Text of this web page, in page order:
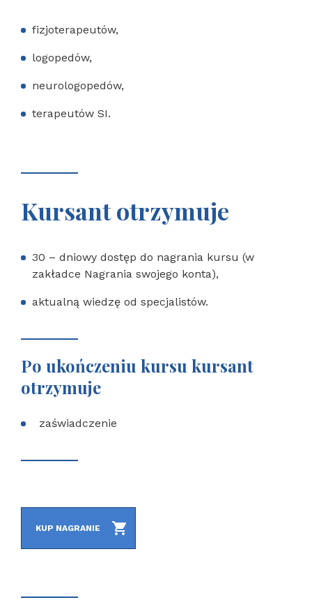
fizjoterapeutów,
logopedów,
neurologopedów,
terapeutów SI.
Kursant otrzymuje
30 – dniowy dostęp do nagrania kursu (w
zakładce Nagrania swojego konta),
aktualną wiedzę od specjalistów.
Po ukończeniu kursu kursant
otrzymuje
zaświadczenie
KUP NAGRANIE